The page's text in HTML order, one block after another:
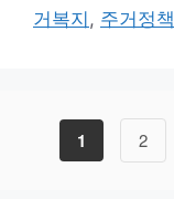
거복지 , 주거정책
Page
1 Page
2